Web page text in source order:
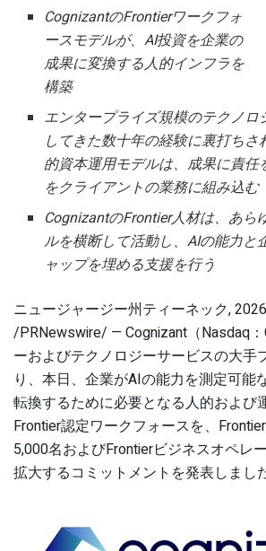
CognizantのFrontierワークフォ
ースモデルが、AI投資を企業の
成果に変換する人的インフラを
構築
エンタープライズ規模のテクノロ
してきた数十年の経験に裏打ちさ
的資本運用モデルは、成果に責任
をクライアントの業務に組み込む
CognizantのFrontier人材は、あら
ルを横断して活動し、AIの能力と
ャップを埋める支援を行う
ニュージャージー州ティーネック,
/PRNewswire/ — Cognizant（Nasdaq
ーおよびテクノロジーサービスの大手
り、本日、企業がAIの能力を測定可能
転換するために必要となる人的および
Frontier認定ワークフォースを、
5,000名およびFrontierビジネスオペレ
拡大するコミットメントを発表しました